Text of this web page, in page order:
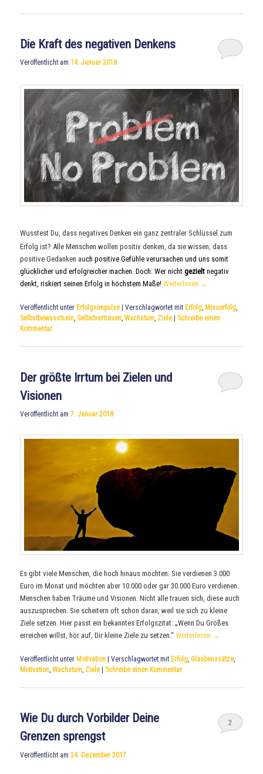
Die Kraft des negativen Denkens
Veröffentlicht am14. Januar 2018
Wusstest Du, dass negatives Denken ein ganz zentraler Schlüssel zum
Erfolg ist? Alle Menschen wollen positiv denken, da sie wissen, dass
positive Gedanken auch positive Gefühle verursachen und uns somit
glücklicher und erfolgreicher machen. Doch: Wer nichtgezielt negativ
denkt, riskiert seinen Erfolg in höchstem Maße! Weiterlesen →
Veröffentlicht unter Erfolgsimpulse |Verschlagwortet mit Erfolg, Misserfolg,
Selbstbewusstsein, Selbstvertrauen,Wachstum, Ziele
Schreibe einen
Kommentar
Der größte Irrtum bei Zielen und
Visionen
Veröffentlicht am7. Januar 2018
Es gibt viele Menschen, die hoch hinaus möchten. Sie verdienen 3.000
Euro im Monat und möchten aber 10.000 oder gar 30.000 Euro verdienen.
Menschen haben Träume und Visionen. Nicht alle trauen sich, diese auch
auszusprechen. Sie scheitern oft schon daran, weil sie sich zu kleine
Ziele setzen. Hier passt ein bekanntes Erfolgszitat: „Wenn Du Großes
erreichen willst, hör auf, Dir kleine Ziele zu setzen.“Weiterlesen →
Veröffentlicht unter Motivation |Verschlagwortet mit Erfolg,Glaubenssätze,
Motivation,Wachstum, Ziele Schreibe einen Kommentar
Wie Du durch Vorbilder Deine
Grenzen sprengst
Veröffentlicht am24. Dezember 2017
2